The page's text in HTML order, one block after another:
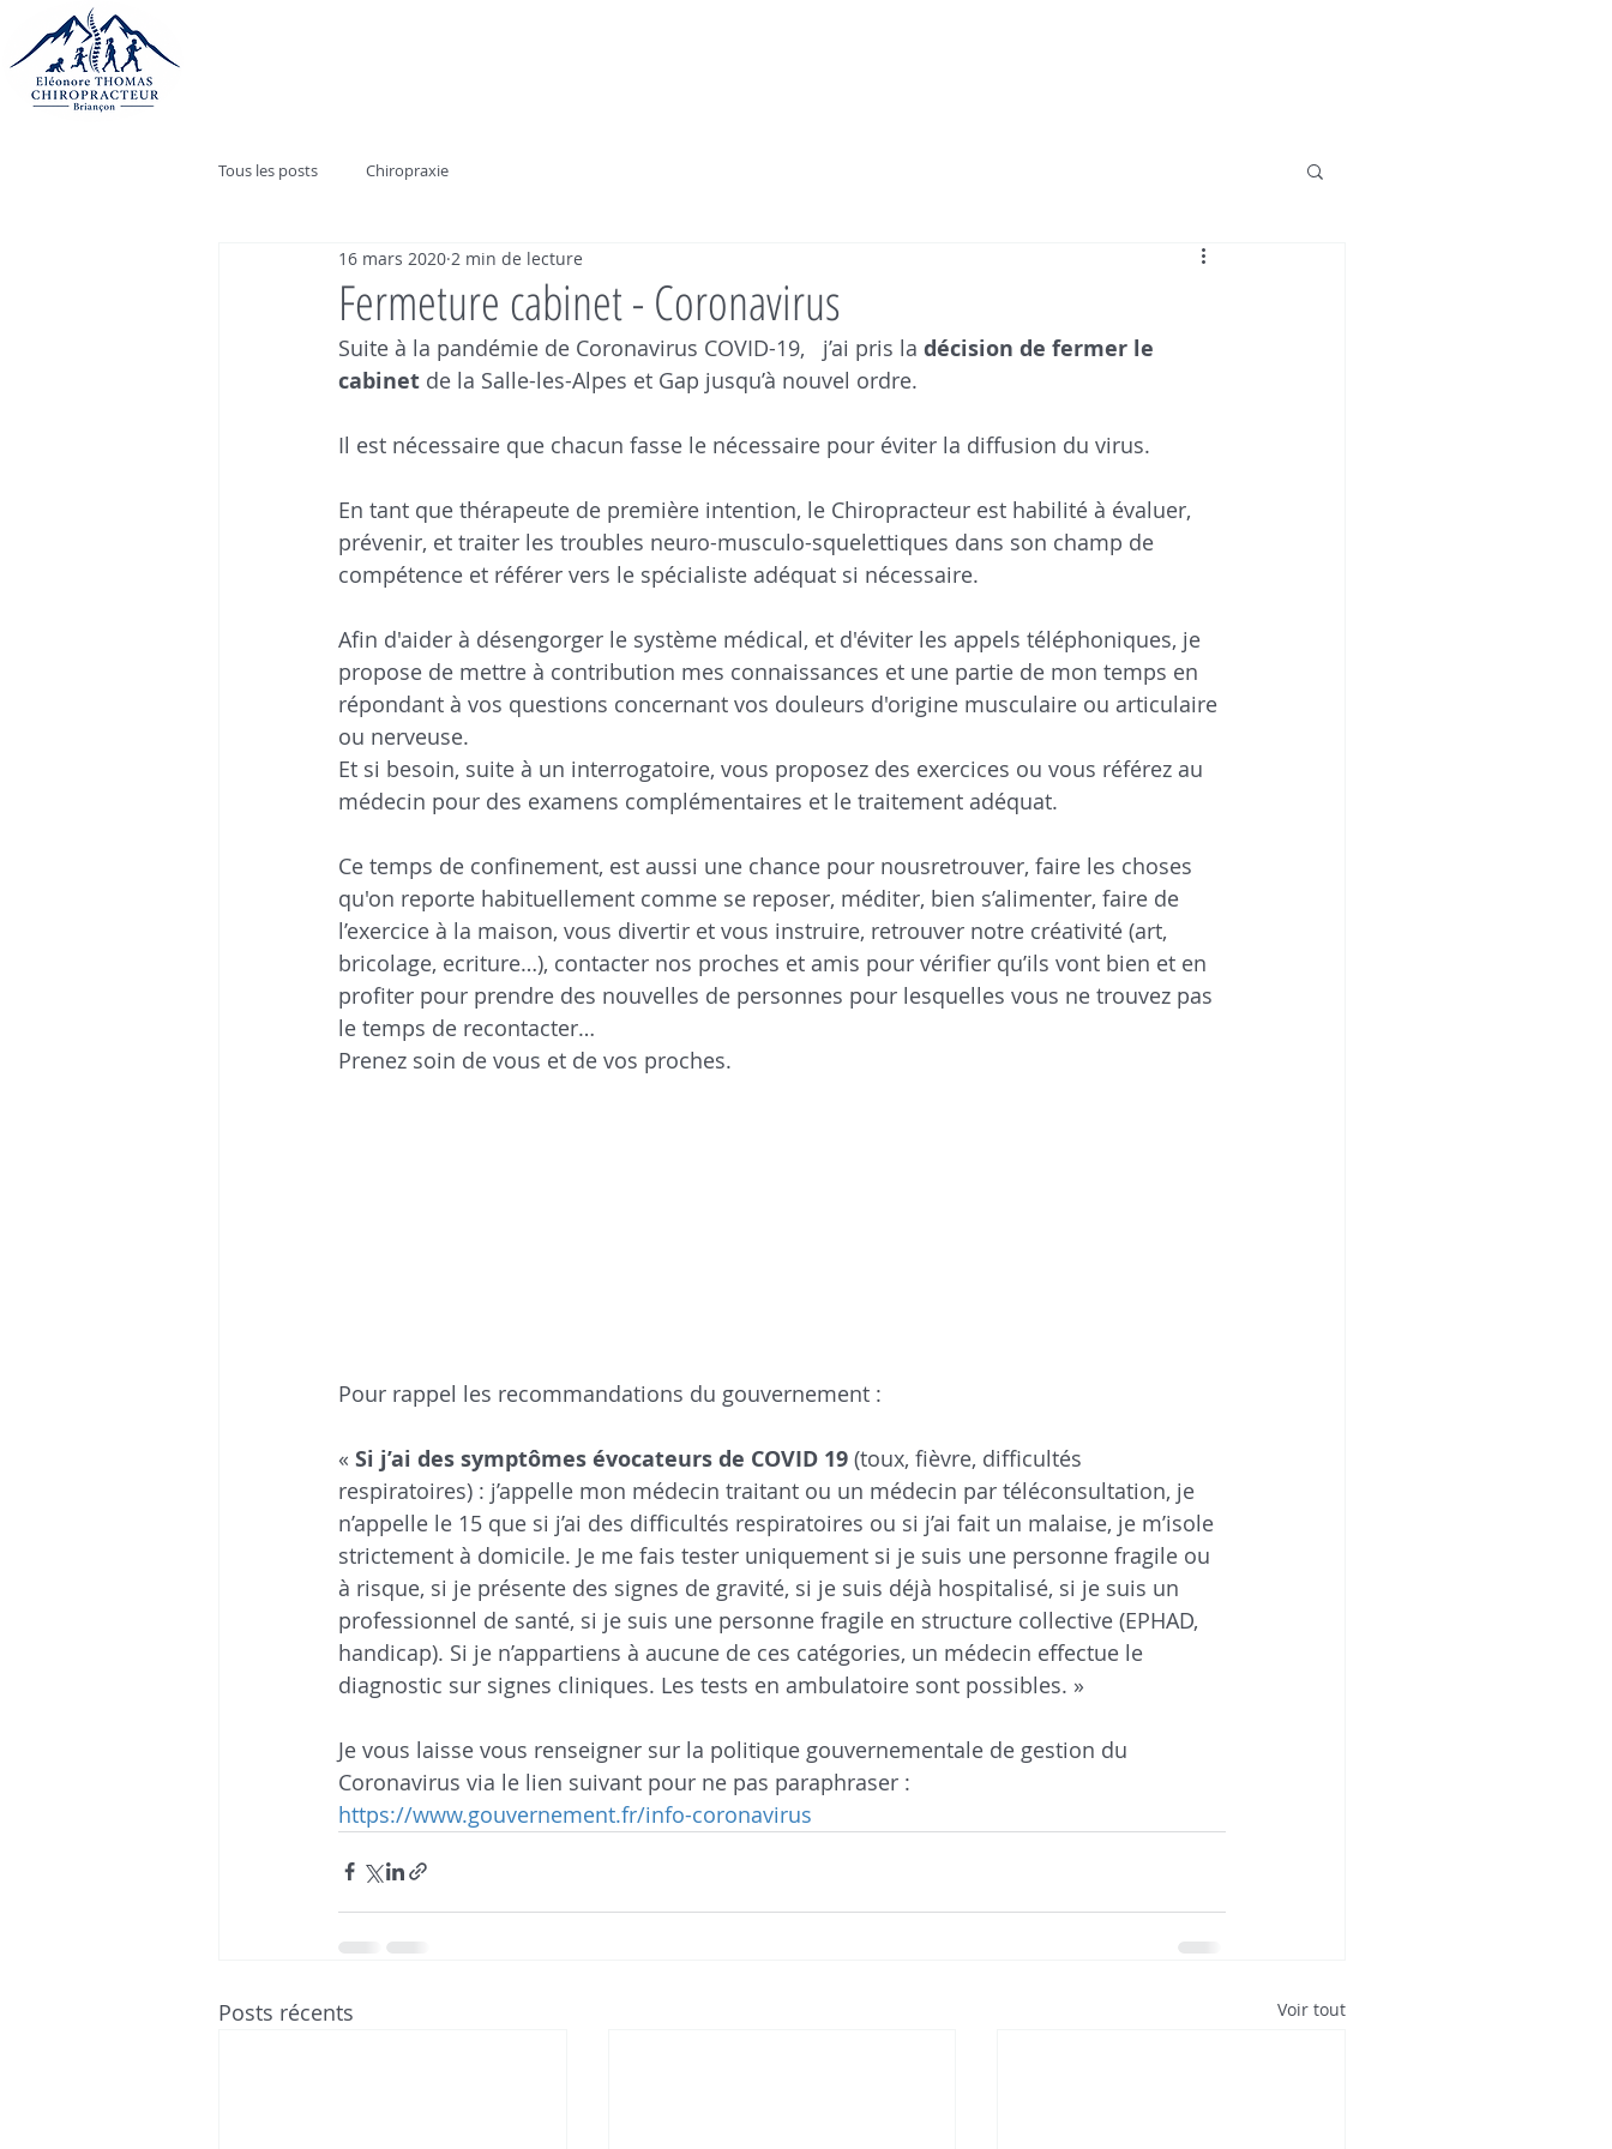
Tous les posts Chiropraxie
Fermeture cabinet - Coronavirus
16 mars 2020 2 min de lecture
Suite à la pandémie de Coronavirus COVID-19,   j’ai pris la décision de fermer le
cabinet de la Salle-les-Alpes et Gap jusqu’à nouvel ordre.
Il est nécessaire que chacun fasse le nécessaire pour éviter la diffusion du virus.
En tant que thérapeute de première intention, le Chiropracteur est habilité à évaluer,
prévenir, et traiter les troubles neuro-musculo-squelettiques dans son champ de
compétence et référer vers le spécialiste adéquat si nécessaire.
Afin d'aider à désengorger le système médical, et d'éviter les appels téléphoniques, je
propose de mettre à contribution mes connaissances et une partie de mon temps en
répondant à vos questions concernant vos douleurs d'origine musculaire ou articulaire
ou nerveuse.
Et si besoin, suite à un interrogatoire, vous proposez des exercices ou vous référez au
médecin pour des examens complémentaires et le traitement adéquat.
Ce temps de confinement, est aussi une chance pour nousretrouver, faire les choses
qu'on reporte habituellement comme se reposer, méditer, bien s’alimenter, faire de
l’exercice à la maison, vous divertir et vous instruire, retrouver notre créativité (art,
bricolage, ecriture…), contacter nos proches et amis pour vérifier qu’ils vont bien et en
profiter pour prendre des nouvelles de personnes pour lesquelles vous ne trouvez pas
le temps de recontacter…
Prenez soin de vous et de vos proches.
Pour rappel les recommandations du gouvernement :
« Si j’ai des symptômes évocateurs de COVID 19 (toux, fièvre, difficultés
respiratoires) : j’appelle mon médecin traitant ou un médecin par téléconsultation, je
n’appelle le 15 que si j’ai des difficultés respiratoires ou si j’ai fait un malaise, je m’isole
strictement à domicile. Je me fais tester uniquement si je suis une personne fragile ou
à risque, si je présente des signes de gravité, si je suis déjà hospitalisé, si je suis un
professionnel de santé, si je suis une personne fragile en structure collective (EPHAD,
handicap). Si je n’appartiens à aucune de ces catégories, un médecin effectue le
diagnostic sur signes cliniques. Les tests en ambulatoire sont possibles. »
Je vous laisse vous renseigner sur la politique gouvernementale de gestion du
Coronavirus via le lien suivant pour ne pas paraphraser :
https://www.gouvernement.fr/info-coronavirus
Posts récents Voir tout